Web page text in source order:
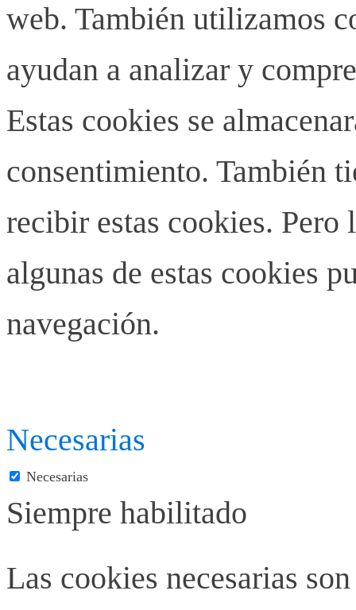
web. También utilizamos
ayudan a analizar y
Estas cookies se
consentimiento. También
recibir estas cookies.
algunas de estas cookies
navegación.
Necesarias
Necesarias
Siempre habilitado
Las cookies necesarias